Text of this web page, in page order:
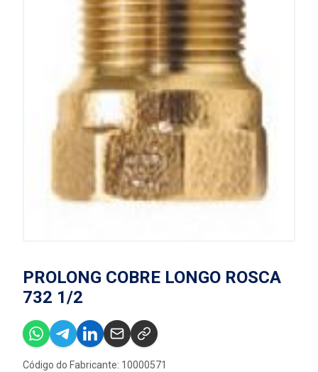
PROLONG COBRE LONGO ROSCA
732 1/2
Código do Fabricante: 10000571